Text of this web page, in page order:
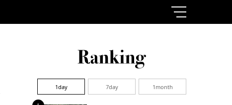
1day 7day 1month